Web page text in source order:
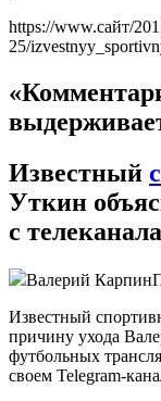
https://www.сайт/
25/
Известный
Уткин
с
Валерий Карпин
Известный
причину ухода
футбольных
своем Telegram-